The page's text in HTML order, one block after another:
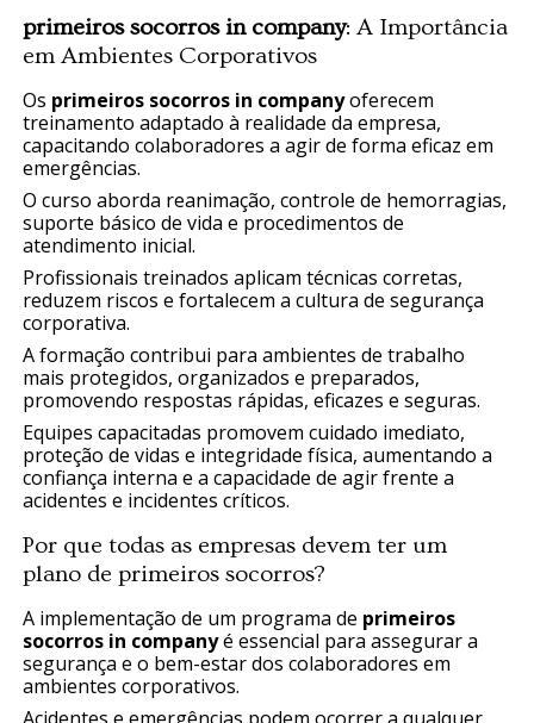
primeiros socorros in company: A Importância
em Ambientes Corporativos
Os primeiros socorros in companyoferecem
treinamento adaptado à realidade da empresa,
capacitando colaboradores a agir de forma eficaz em
emergências.
O curso aborda reanimação, controle de hemorragias,
suporte básico de vida e procedimentos de
atendimento inicial.
Profissionais treinados aplicam técnicas corretas,
reduzem riscos e fortalecem a cultura de segurança
corporativa.
A formação contribui para ambientes de trabalho
mais protegidos, organizados e preparados,
promovendo respostas rápidas, eficazes e seguras.
Equipes capacitadas promovem cuidado imediato,
proteção de vidas e integridade física, aumentando a
confiança interna e a capacidade de agir frente a
acidentes e incidentes críticos.
Por que todas as empresas devem ter um
plano de primeiros socorros?
A implementação de um programa de primeiros
socorros in companyé essencial para assegurar a
segurança e o bem-estar dos colaboradores em
ambientes corporativos.